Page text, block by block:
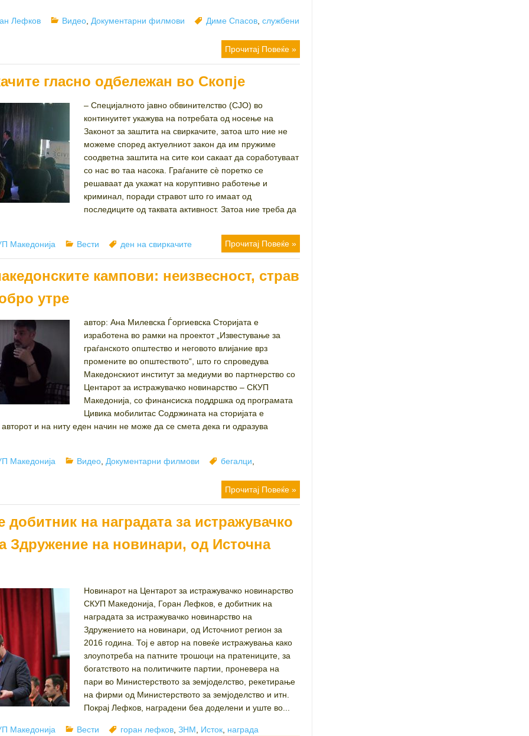
Лефков Categories
Видео Документарни филмови Tags
Диме Спасов ,службени
Прочитај Повеќе »
гласно одбележан во Скопје
– Специјалното јавно обвинителство (СЈО) во
континуитет укажува на потребата од носење на
Законот за заштита на свиркачите, затоа што ние не
можеме според актуелниот закон да им пружиме
соодветна заштита на сите кои сакаат да соработуваат
со нас во таа насока. Граѓаните сѐ поретко се
решаваат да укажат на коруптивно работење и
криминал, поради стравот што го имаат од
последиците од таквата активност. Затоа ние треба да
Македонија Categories
Вести Tags
ден на свиркачите Прочитај Повеќе »
кампови: неизвесност, страв
утре
автор: Ана Милевска Ѓоргиевска Сторијата е
изработена во рамки на проектот „Известување за
граѓанското општество и неговото влијание врз
промените во општеството“, што го спроведува
Македонскиот институт за медиуми во партнерство со
Центарот за истражувачко новинарство – СКУП
Македонија, со финансиска поддршка од програмата
Цивика мобилитас Содржината на сторијата е
и на ниту еден начин не може да се смета дека ги одразува
Македонија Categories
Видео Документарни филмови Tags
бегалци
Прочитај Повеќе »
на наградата за истражувачко
Здружение на новинари, од Источна
Новинарот на Центарот за истражувачко новинарство
СКУП Македонија, Горан Лефков, е добитник на
наградата за истражувачко новинарство на
Здружението на новинари, од Источниот регион за
2016 година. Тој е автор на повеќе истражувања како
злоупотреба на патните трошоци на пратениците, за
богатството на политичките партии, проневера на
пари во Министерството за земјоделство, рекетирање
на фирми од Министерството за земјоделство и итн.
Покрај Лефков, наградени беа доделени и уште во...
Македонија Categories
Вести Tags
горан лефков ,ЗНМ Исток награда